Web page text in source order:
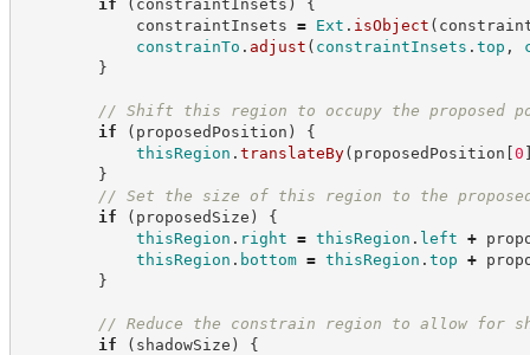
if ( constraintInsets )
{
constraintInsets = Ext . isObject (
constrainTo . adjust ( constraintInsets . top ,
}
// Shift this region to occupy the proposed
if
( proposedPosition )
{
thisRegion . translateBy( proposedPosition [0
}
// Set the size of this region to the
if
( proposedSize )
{
thisRegion . right = thisRegion . left +
thisRegion . bottom = thisRegion . top +
}
// Reduce the constrain region to allow for
if
( shadowSize )
{